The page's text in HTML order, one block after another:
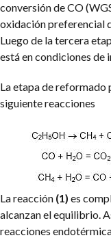
conversión de CO
oxidación preferencial
Luego de la tercera
está en condiciones de
La etapa de reformado
siguiente reacciones
La reacción (1) es
alcanzan el equilibrio.
reacciones